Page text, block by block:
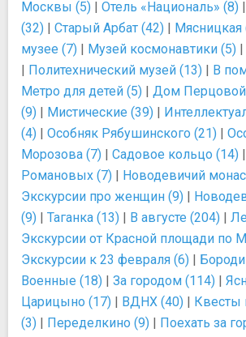
Москвы (5) | Отель «Националь» (8) |
(32) | Старый Арбат (42) | Мясницкая
музее (7) | Музей космонавтики (5) |
| Политехнический музей (13) | В
Метро для детей (5) | Дом Перцовой
(9) | Мистические (39) |
(4) | Особняк Рябушинского (21) |
Морозова (7) | Садовое кольцо (14) |
Романовых (7) | Новодевичий
Экскурсии про женщин (9) |
(9) | Таганка (13) | В августе (204) |
Экскурсии от Красной площади по
Экскурсии к 23 февраля (6) |
Военные (18) | За городом (114) |
Царицыно (17) | ВДНХ (40) | Квесты
(3) | Переделкино (9) | Поехать за